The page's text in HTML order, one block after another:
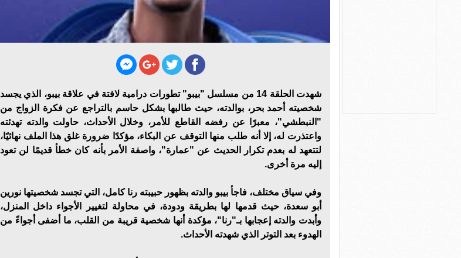
شهدت الحلقة 14 من مسلسل "بيبو" تطورات درامية لافتة في علاقة بيبو، الذي يجسد
شخصيته أحمد بحر، بوالدته، حيث طالبها بشكل حاسم بالتراجع عن فكرة الزواج من
"النبطشي"، معبرًا عن رفضه القاطع للأمر، وخلال الأحداث، حاولت والدته تهدئته
واعتذرت له، إلا أنه طلب منها التوقف عن البكاء، مؤكدًا ضرورة غلق هذا الملف نهائيًا،
لتتعهد له بعدم تكرار الحديث عن "عمارة"، واصفة الأمر بأنه كان خطأ قديمًا لن تعود
إليه مرة أخرى.
وفي سياق مختلف، فاجأ بيبو والدته بظهور حبيبته رنا كامل، التي تجسد شخصيتها نورين
أبو سعدة، حيث قدمها لها بطريقة ودودة، في محاولة لتغيير الأجواء داخل المنزل،
وأبدت والدته إعجابها بـ"رنا"، مؤكدة أنها شخصية قريبة من القلب، ما أضفى أجواءً من
الهدوء بعد التوتر الذي شهدته الأحداث.